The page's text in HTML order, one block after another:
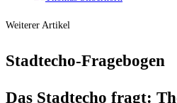
Weiterer Artikel
Stadt­echo-Fra­ge­bo­gen
Das Stadt­echo fragt: